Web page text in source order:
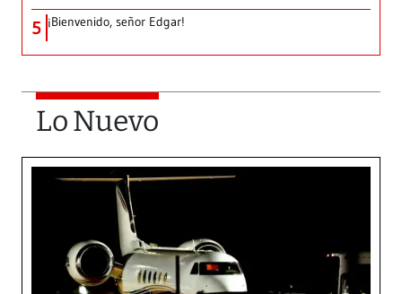
5 ¡Bienvenido, señor Edgar!
Lo Nuevo